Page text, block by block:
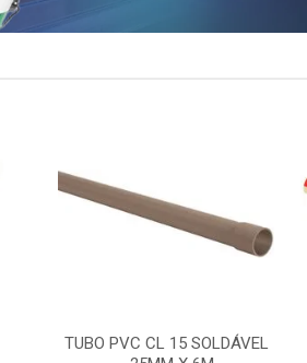
TUBO PVC CL 15 SOLDÁVEL